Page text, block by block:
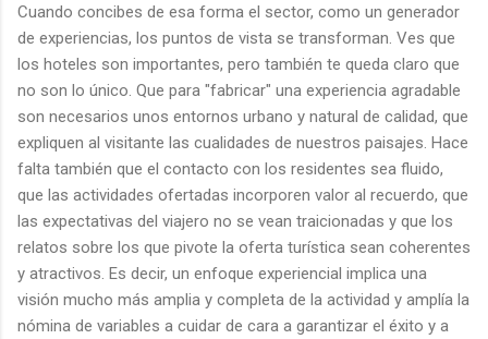
Cuando concibes de esa forma el sector, como un generador
de experiencias, los puntos de vista se transforman. Ves que
los hoteles son importantes, pero también te queda claro que
no son lo único. Que para "fabricar" una experiencia agradable
son necesarios unos entornos urbano y natural de calidad, que
expliquen al visitante las cualidades de nuestros paisajes. Hace
falta también que el contacto con los residentes sea fluido,
que las actividades ofertadas incorporen valor al recuerdo, que
las expectativas del viajero no se vean traicionadas y que los
relatos sobre los que pivote la oferta turística sean coherentes
y atractivos. Es decir, un enfoque experiencial implica una
visión mucho más amplia y completa de la actividad y amplía la
nómina de variables a cuidar de cara a garantizar el éxito y a